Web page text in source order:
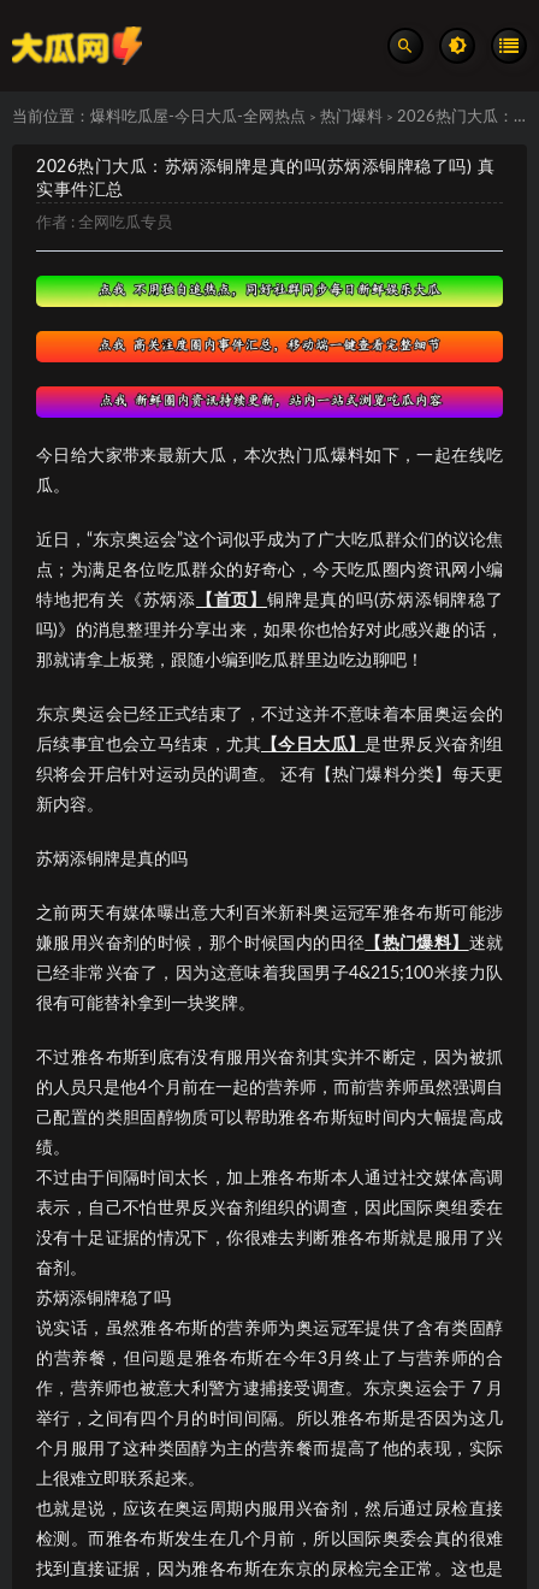
当前位置： 爆料吃瓜屋-今日大瓜-全网热点 > 热门爆料 > 2026热门大瓜：苏炳添铜牌是真的吗(苏炳添铜牌稳了吗) 真实事件汇总
2026热门大瓜：苏炳添铜牌是真的吗(苏炳添铜牌稳了吗) 真
实事件汇总
作者 : 全网吃瓜专员
今日给大家带来最新大瓜，本次热门瓜爆料如下，一起在线吃
瓜。
近日，“东京奥运会”这个词似乎成为了广大吃瓜群众们的议论焦
点；为满足各位吃瓜群众的好奇心，今天吃瓜圈内资讯网小编
特地把有关《苏炳添
【首页】铜牌是真的吗(苏炳添铜牌稳了
吗)》的消息整理并分享出来，如果你也恰好对此感兴趣的话，
那就请拿上板凳，跟随小编到吃瓜群里边吃边聊吧！
东京奥运会已经正式结束了，不过这并不意味着本届奥运会的
后续事宜也会立马结束，尤其 【今日大瓜】是世界反兴奋剂组
织将会开启针对运动员的调查。 还有【热门爆料分类】每天更
新内容。
苏炳添铜牌是真的吗
之前两天有媒体曝出意大利百米新科奥运冠军雅各布斯可能涉
嫌服用兴奋剂的时候，那个时候国内的田径 【热门爆料】 迷就
已经非常兴奋了，因为这意味着我国男子4&215;100米接力队
很有可能替补拿到一块奖牌。
不过雅各布斯到底有没有服用兴奋剂其实并不断定，因为被抓
的人员只是他4个月前在一起的营养师，而前营养师虽然强调自
己配置的类胆固醇物质可以帮助雅各布斯短时间内大幅提高成
绩。
不过由于间隔时间太长，加上雅各布斯本人通过社交媒体高调
表示，自己不怕世界反兴奋剂组织的调查，因此国际奥组委在
没有十足证据的情况下，你很难去判断雅各布斯就是服用了兴
奋剂。
苏炳添铜牌稳了吗
说实话，虽然雅各布斯的营养师为奥运冠军提供了含有类固醇
的营养餐，但问题是雅各布斯在今年3月终止了与营养师的合
作，营养师也被意大利警方逮捕接受调查。东京奥运会于 7 月
举行，之间有四个月的时间间隔。所以雅各布斯是否因为这几
个月服用了这种类固醇为主的营养餐而提高了他的表现，实际
上很难立即联系起来。
也就是说，应该在奥运周期内服用兴奋剂，然后通过尿检直接
检测。而雅各布斯发生在几个月前，所以国际奥委会真的很难
找到直接证据，因为雅各布斯在东京的尿检完全正常。这也是